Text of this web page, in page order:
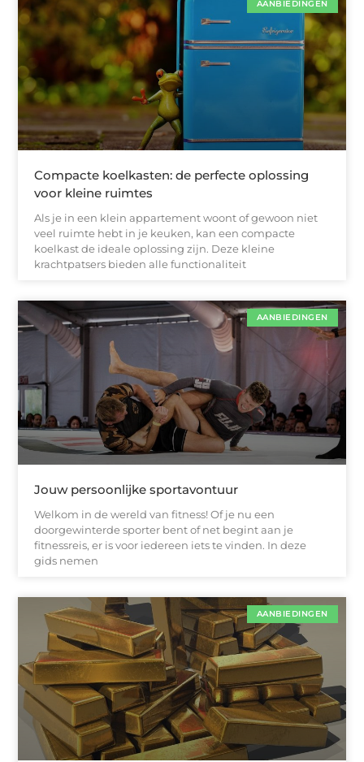
AANBIEDINGEN
Compacte koelkasten: de perfecte oplossing
voor kleine ruimtes
Als je in een klein appartement woont of gewoon niet
veel ruimte hebt in je keuken, kan een compacte
koelkast de ideale oplossing zijn. Deze kleine
krachtpatsers bieden alle functionaliteit
AANBIEDINGEN
Jouw persoonlijke sportavontuur
Welkom in de wereld van fitness! Of je nu een
doorgewinterde sporter bent of net begint aan je
fitnessreis, er is voor iedereen iets te vinden. In deze
gids nemen
AANBIEDINGEN